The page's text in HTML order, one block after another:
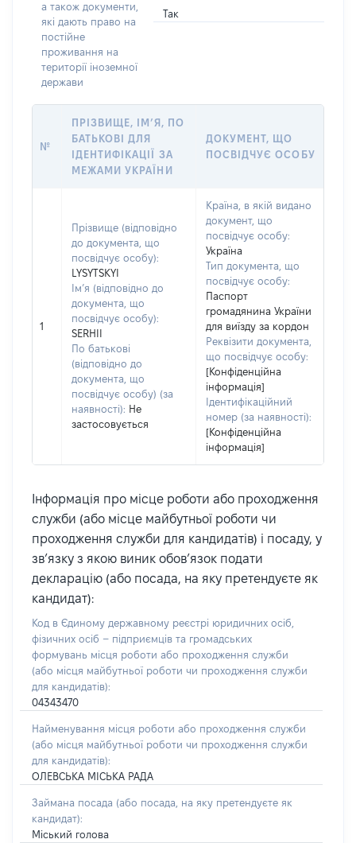
а також документи,
які дають право на
постійне
проживання на
території іноземної
держави
Так
№
ПРІЗВИЩЕ, ІМ’Я, ПО
БАТЬКОВІ ДЛЯ
ІДЕНТИФІКАЦІЇ ЗА
МЕЖАМИ УКРАЇНИ
ДОКУМЕНТ, ЩО
ПОСВІДЧУЄ ОСОБУ
1
Прізвище (відповідно
до документа, що
посвідчує особу):
LYSYTSKYI
Ім’я (відповідно до
документа, що
посвідчує особу):
SERHII
По батькові
(відповідно до
документа, що
посвідчує особу) (за
наявності): Не
застосовується
Країна, в якій видано
документ, що
посвідчує особу:
Україна
Тип документа, що
посвідчує особу:
Паспорт
громадянина України
для виїзду за кордон
Реквізити документа,
що посвідчує особу:
[Конфіденційна
інформація]
Ідентифікаційний
номер (за наявності):
[Конфіденційна
інформація]
Інформація про місце роботи або проходження
служби (або місце майбутньої роботи чи
проходження служби для кандидатів) і посаду, у
зв’язку з якою виник обов’язок подати
декларацію (або посада, на яку претендуєте як
кандидат):
Код в Єдиному державному реєстрі юридичних осіб,
фізичних осіб – підприємців та громадських
формувань місця роботи або проходження служби
(або місця майбутньої роботи чи проходження служби
для кандидатів):
04343470
Найменування місця роботи або проходження служби
(або місця майбутньої роботи чи проходження служби
для кандидатів):
ОЛЕВСЬКА МІСЬКА РАДА
Займана посада (або посада, на яку претендуєте як
кандидат):
Міський голова